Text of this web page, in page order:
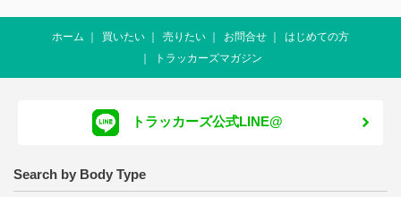
ホーム 買いたい 売りたい お問合せ
はじめての方
トラッカーズマガジン
トラッカーズ公式LINE@
Search by Body Type